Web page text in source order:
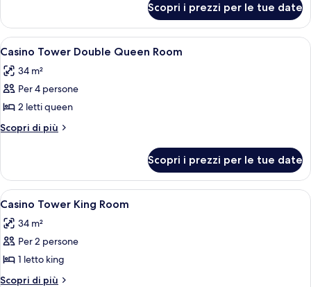
letto
king
singola,
letto
Scopri i prezzi per le tue date
Apri
tutte
le
foto
per
Casino
Queen
Room
Una camera d'albergo con due letti,
4
Casino Tower Double Queen Room
34 m²
Per 4 persone
2 letti queen
Scopri di più
Altri
Tower
Double
Queen
Scopri i prezzi per le tue date
Apri
tutte
le
foto
per
Casino
Una camera d'hotel con un letto
4
Casino Tower King Room
34 m²
Per 2 persone
1 letto king
Scopri di più
Altri